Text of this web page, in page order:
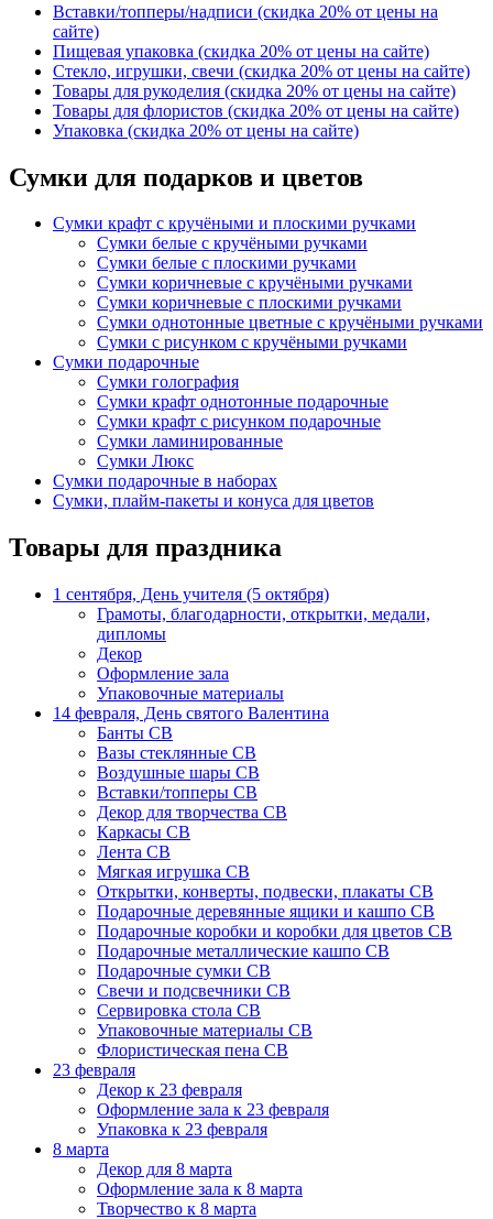
Вставки/топперы/надписи (скидка 20% от цены на
сайте)
Пищевая упаковка (скидка 20% от цены на сайте)
Стекло, игрушки, свечи (скидка 20% от цены на сайте)
Товары для рукоделия (скидка 20% от цены на сайте)
Товары для флористов (скидка 20% от цены на сайте)
Упаковка (скидка 20% от цены на сайте)
Сумки для подарков и цветов
Сумки крафт с кручёными и плоскими ручками
Сумки белые с кручёными ручками
Сумки белые с плоскими ручками
Сумки коричневые с кручёными ручками
Сумки коричневые с плоскими ручками
Сумки однотонные цветные с кручёными ручками
Сумки с рисунком с кручёными ручками
Сумки подарочные
Сумки голография
Сумки крафт однотонные подарочные
Сумки крафт с рисунком подарочные
Сумки ламинированные
Сумки Люкс
Сумки подарочные в наборах
Сумки, плайм-пакеты и конуса для цветов
Товары для праздника
1 сентября, День учителя (5 октября)
Грамоты, благодарности, открытки, медали,
дипломы
Декор
Оформление зала
Упаковочные материалы
14 февраля, День святого Валентина
Банты СВ
Вазы стеклянные СВ
Воздушные шары СВ
Вставки/топперы СВ
Декор для творчества СВ
Каркасы СВ
Лента СВ
Мягкая игрушка СВ
Открытки, конверты, подвески, плакаты СВ
Подарочные деревянные ящики и кашпо СВ
Подарочные коробки и коробки для цветов СВ
Подарочные металлические кашпо СВ
Подарочные сумки СВ
Свечи и подсвечники СВ
Сервировка стола СВ
Упаковочные материалы СВ
Флористическая пена СВ
23 февраля
Декор к 23 февраля
Оформление зала к 23 февраля
Упаковка к 23 февраля
8 марта
Декор для 8 марта
Оформление зала к 8 марта
Творчество к 8 марта